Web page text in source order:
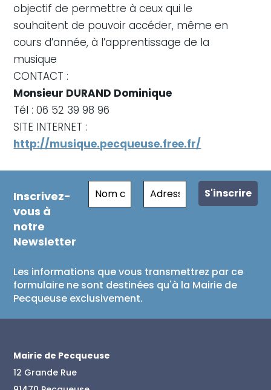
objectif de permettre à ceux qui le
souhaitent de pouvoir accéder, même en
cours d’année, à l’apprentissage de la
musique
CONTACT :
Monsieur DURAND Dominique
Tél : 06 52 39 98 96
SITE INTERNET :
http://musique.pecqueuse.free.fr/
Inscrivez-
vous à
notre
Newsletter
Les informations que vous transmettrez par ce
formulaire ne sont destinées qu'à la Mairie de
Pecqueuse exclusivement.
Mairie de Pecqueuse
12 Grande Rue